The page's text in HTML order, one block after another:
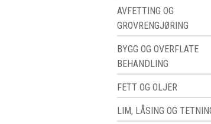
AVFETTING OG
GROVRENGJØRING
BYGG OG OVERFLATE
BEHANDLING
FETT OG OLJER
LIM, LÅSING OG